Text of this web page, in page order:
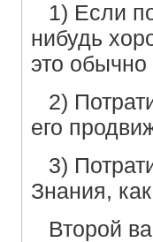
1) Если
нибудь
это
2)
его
3)
Знания,
Второй